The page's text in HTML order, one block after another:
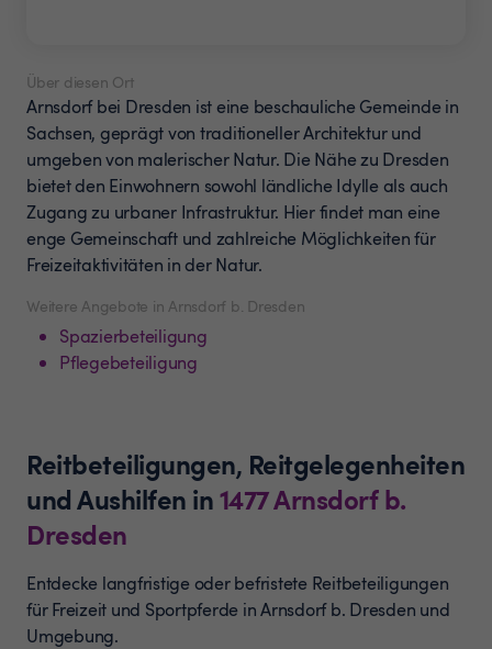
Weitere Angebote in Arnsdorf b. Dresden
Spazierbeteiligung
Pflegebeteiligung
Über diesen Ort
Arnsdorf bei Dresden ist eine beschauliche Gemeinde in
Sachsen, geprägt von traditioneller Architektur und
umgeben von malerischer Natur. Die Nähe zu Dresden
bietet den Einwohnern sowohl ländliche Idylle als auch
Zugang zu urbaner Infrastruktur. Hier findet man eine
enge Gemeinschaft und zahlreiche Möglichkeiten für
Freizeitaktivitäten in der Natur.
Reitbeteiligungen, Reitgelegenheiten
und Aushilfen in1477Arnsdorf b.
Dresden
Entdecke langfristige oder befristete Reitbeteiligungen
für Freizeit und Sportpferde in Arnsdorf b. Dresden und
Umgebung.